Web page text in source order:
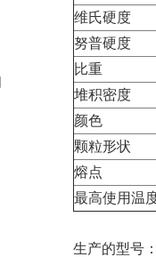
维氏硬度
努普硬度
比重
堆积密度
颜色
颗粒形状
熔点
最高使用温
生产的型号